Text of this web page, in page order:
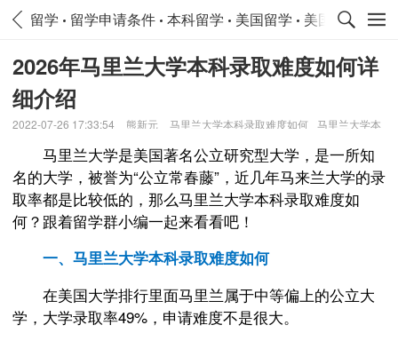
留学 留学申请条件 本科留学 美国留学 美国留学申请
2026年马里兰大学本科录取难度如何详
细介绍
2022-07-26 17:33:54 熊新元 马里兰大学本科录取难度如何 马里兰大学本
马里兰大学是美国著名公立研究型大学，是一所知
名的大学，被誉为“公立常春藤”，近几年马来兰大学的录
取率都是比较低的，那么马里兰大学本科录取难度如
何？跟着留学群小编一起来看看吧！
一、马里兰大学本科录取难度如何
在美国大学排行里面马里兰属于中等偏上的公立大
学，大学录取率49%，申请难度不是很大。